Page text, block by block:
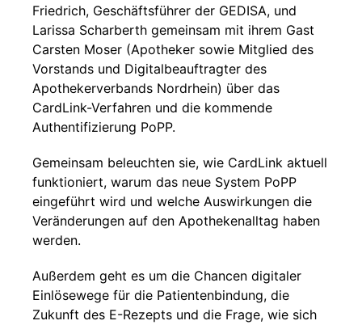
Friedrich, Geschäftsführer der GEDISA, und
Larissa Scharberth gemeinsam mit ihrem Gast
Carsten Moser (Apotheker sowie Mitglied des
Vorstands und Digitalbeauftragter des
Apothekerverbands Nordrhein) über das
CardLink-Verfahren und die kommende
Authentifizierung PoPP.
Gemeinsam beleuchten sie, wie CardLink aktuell
funktioniert, warum das neue System PoPP
eingeführt wird und welche Auswirkungen die
Veränderungen auf den Apothekenalltag haben
werden.
Außerdem geht es um die Chancen digitaler
Einlösewege für die Patientenbindung, die
Zukunft des E-Rezepts und die Frage, wie sich